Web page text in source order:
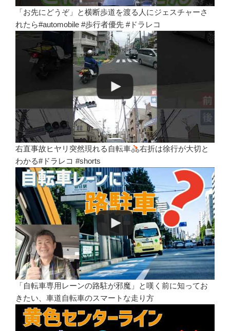
「お先にどうぞ」と横断歩道を渡る人にジェスチャーさ
れたら#automobile #歩行者優先 #ドラレコ
右直事故ヒヤリ突然現れる自転車
右折は徐行が大切と
わかる#ドラレコ #shorts
「自転車専用レーンの路駐が邪魔」と嘆く前に知ってお
きたい、車道自転車のスマートな走り方